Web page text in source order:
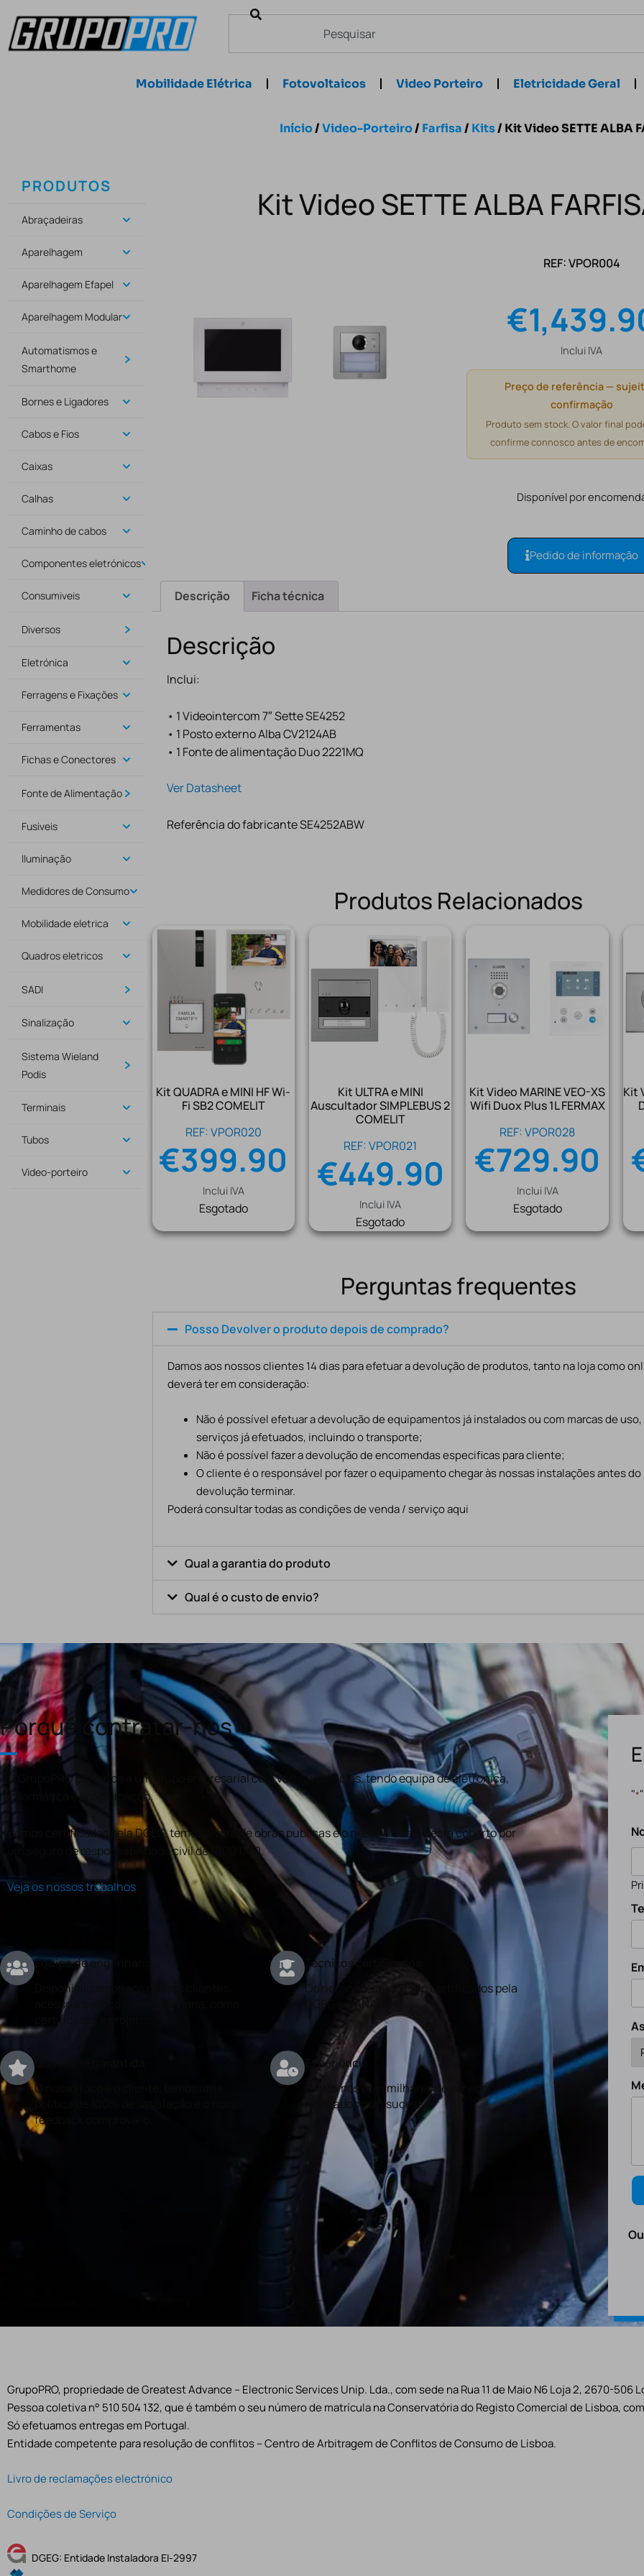
Mobilidade Elétrica Fotovoltaicos Video Porteiro Eletricidade Geral
Início/Video-Porteiro/ Farfisa/ Kits/ Kit Video SETTE ALBA
PRODUTOS
Abraçadeiras
Aparelhagem
Aparelhagem Efapel
Aparelhagem Modular
Automatismos e
Smarthome
Bornes e Ligadores
Cabos e Fios
Caixas
Calhas
Caminho de cabos
Componentes eletrónicos
Consumiveis
Diversos
Eletrónica
Ferragens e Fixações
Ferramentas
Fichas e Conectores
Fonte de Alimentação
Fusiveis
Iluminação
Medidores de Consumo
Mobilidade eletrica
Quadros eletricos
SADI
Sinalização
Sistema Wieland
Podis
Terminais
Tubos
Video-porteiro
Kit Video SETTE ALBA
REF: VPOR004
€
Inclui IVA
Preço de referência —
confirmação
Produto sem stock. O valor final
confirme connosco antes de
Disponível por
Pedido de informação
Descrição Ficha técnica
Descrição
Inclui:
• 1 Videointercom 7″ Sette SE4252
• 1 Posto externo Alba CV2124AB
• 1 Fonte de alimentação Duo 2221MQ
Ver Datasheet
Referência do fabricante SE4252ABW
Produtos Relacionados
Kit QUADRA e MINI HF Wi-
Fi SB2 COMELIT
REF: VPOR020
€399.90
Inclui IVA
Esgotado
Kit ULTRA e MINI
Auscultador SIMPLEBUS 2
COMELIT
REF: VPOR021
€449.90
Inclui IVA
Esgotado
Kit Video MARINE VEO-XS
Wifi Duox Plus 1L FERMAX
REF: VPOR028
€729.90
Inclui IVA
Esgotado
Kit
Perguntas frequentes
Posso Devolver o produto depois de comprado?
Damos aos nossos clientes 14 dias para efetuar a devolução de produtos, tanto na loja como
deverá ter em consideração:
Não é possível efetuar a devolução de equipamentos já instalados ou com marcas de
serviços já efetuados, incluindo o transporte;
Não é possível fazer a devolução de encomendas especificas para cliente;
O cliente é o responsável por fazer o equipamento chegar às nossas instalações antes
devolução terminar.
Poderá consultar todas as condições de venda / serviço aqui
Qual a garantia do produto
Qual é o custo de envio?
Porquê contratar-nos
O GrupoPRO pertence a um grupo empresarial com várias valências, tendo equipa de eletronica,
informática e programação.
Somos certificados pela DGEG, temos alvará de obras publicas e o nosso trabalho está coberto por
um seguro de responsabilidade civil de €100.000.
Veja os nossos trabalhos
Equipa de engenharia
Disponibilizamos aos nossos clientes
acesso a serviços de engenharia, como
certificados e projetos.
Técnicos certificados
Os nossos técnicos são certificados pela
DGEG e a ANACOM
O nosso foco é o cliente, temos uma
politica de 100% de satisfação e o nosso
feedback comprova-o.
Experiência
Contamos com milhares de serviços
realizados com sucesso.
"*
GrupoPRO, propriedade de Greatest Advance – Electronic Services Unip. Lda., com sede na Rua 11 de Maio N6 Loja 2, 2670-506
Pessoa coletiva n° 510 504 132, que é também o seu número de matrícula na Conservatória do Registo Comercial de Lisboa,
Só efetuamos entregas em Portugal.
Entidade competente para resolução de conflitos – Centro de Arbitragem de Conflitos de Consumo de Lisboa.
Livro de reclamações electrónico
Condições de Serviço
DGEG: Entidade Instaladora EI-2997